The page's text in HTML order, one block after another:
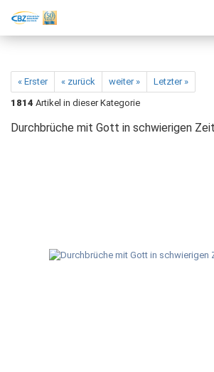
« Erster « zurück weiter »
Letzter »
1814 Artikel in dieser Kategorie
Durchbrüche mit Gott in schwierigen